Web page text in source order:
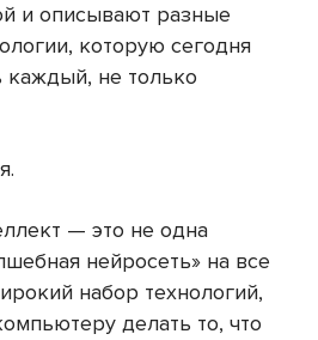
и описывают разные
которую сегодня
каждый, не только
— это не одна
нейросеть» на все
набор технологий,
делать то, что